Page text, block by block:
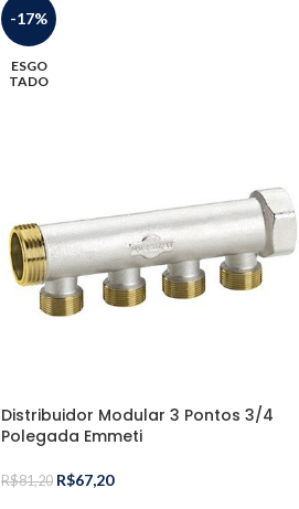
-17%
ESGO
TADO
Distribuidor Modular 3 Pontos 3/4
Polegada Emmeti
R$81,20 R$67,20